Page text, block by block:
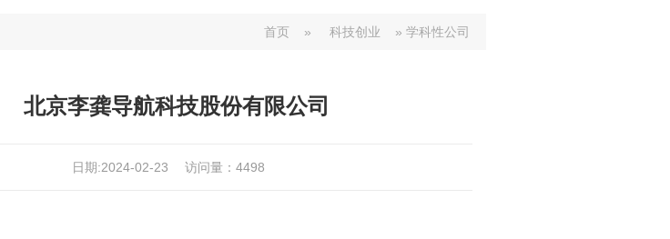
首页 » 科技创业 » 学科性公司
北京李龚导航科技股份有限公司
日期:2024-02-23 访问量： 4498